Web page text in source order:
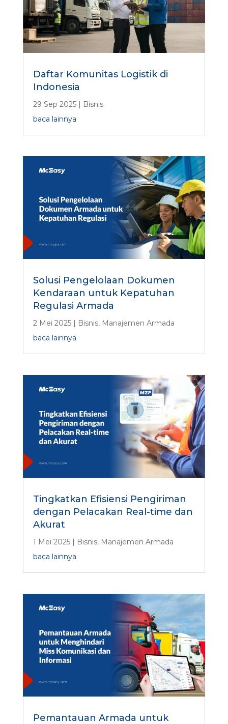
Daftar Komunitas Logistik di
Indonesia
29 Sep 2025| Bisnis
baca lainnya
Solusi Pengelolaan Dokumen
Kendaraan untuk Kepatuhan
Regulasi Armada
2 Mei 2025| Bisnis, Manajemen Armada
baca lainnya
Tingkatkan Efisiensi Pengiriman
dengan Pelacakan Real-time dan
Akurat
1 Mei 2025| Bisnis, Manajemen Armada
baca lainnya
Pemantauan Armada untuk